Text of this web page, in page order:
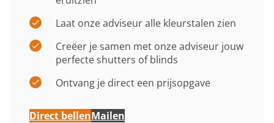
Laat onze adviseur alle kleurstalen zien
Creëer je samen met onze adviseur jouw
perfecte shutters of blinds
Ontvang je direct een prijsopgave
Direct bellenMailen